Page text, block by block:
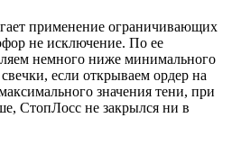
применение ограничивающих
не исключение. По ее
немного ниже минимального
если открываем ордер на
значения тени, при
СтопЛосс не закрылся ни в